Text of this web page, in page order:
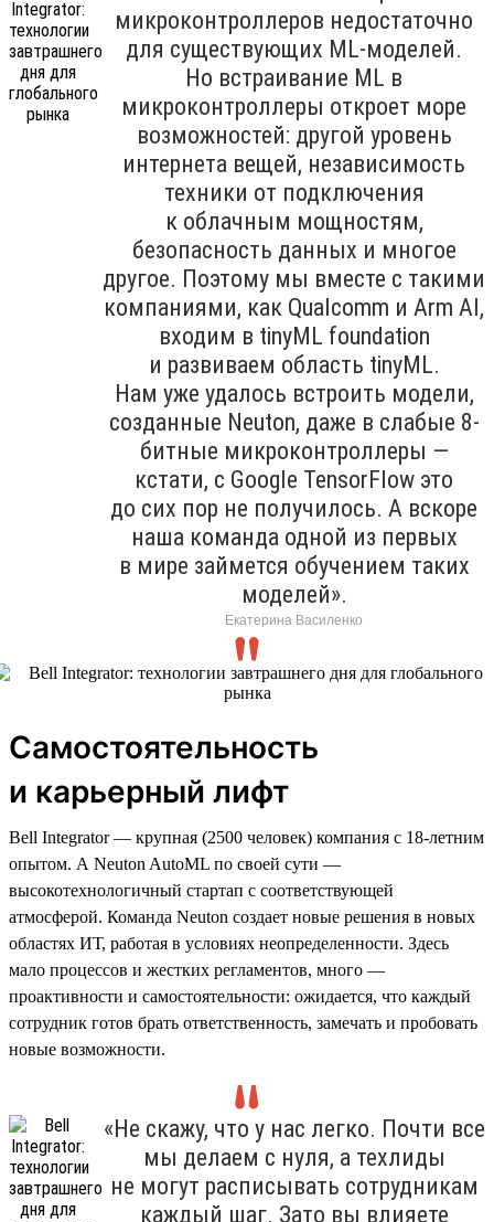
микроконтроллеров недостаточно
для существующих ML-моделей.
Но встраивание ML в
микроконтроллеры откроет море
возможностей: другой уровень
интернета вещей, независимость
техники от подключения
к облачным мощностям,
безопасность данных и многое
другое. Поэтому мы вместе с такими
компаниями, как Qualcomm и Arm AI,
входим в tinyML foundation
и развиваем область tinyML.
Нам уже удалось встроить модели,
созданные Neuton, даже в слабые 8-
битные микроконтроллеры —
кстати, с Google TensorFlow это
до сих пор не получилось. А вскоре
наша команда одной из первых
в мире займется обучением таких
моделей».
Екатерина Василенко
Самостоятельность
и карьерный лифт
Bell Integrator — крупная (2500 человек) компания с 18-летним
опытом. А Neuton AutoML по своей сути —
высокотехнологичный стартап с соответствующей
атмосферой. Команда Neuton создает новые решения в новых
областях ИТ, работая в условиях неопределенности. Здесь
мало процессов и жестких регламентов, много —
проактивности и самостоятельности: ожидается, что каждый
сотрудник готов брать ответственность, замечать и пробовать
новые возможности.
«Не скажу, что у нас легко. Почти все
мы делаем с нуля, а техлиды
не могут расписывать сотрудникам
каждый шаг. Зато вы влияете